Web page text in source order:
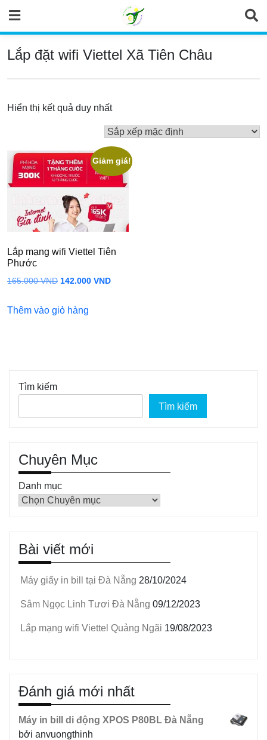
content
Lắp đặt wifi Viettel Xã Tiên Châu
Hiển thị kết quả duy nhất
Giảm giá!
Lắp mạng wifi Viettel Tiên
Phước
165.000VND Giá
là:
142.000 VNDGiá
Thêm vào giỏ hàng
Tìm kiếm
Tìm kiếm
Chuyên Mục
Danh mục
Bài viết mới
Máy giấy in bill tại Đà Nẵng 28/10/2024
Sâm Ngọc Linh Tươi Đà Nẵng 09/12/2023
Lắp mạng wifi Viettel Quảng Ngãi 19/08/2023
Đánh giá mới nhất
Máy in bill di động XPOS P80BL Đà Nẵng
bởi anvuongthinh